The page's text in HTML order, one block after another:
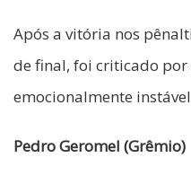
Após a vitória nos
de final, foi criticado por
emocionalmente
Pedro Geromel (Grêmio)